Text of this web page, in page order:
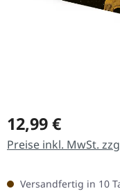
Regulärer Preis:
12,99 €
Preise inkl. MwSt.
Versandfertig in 10